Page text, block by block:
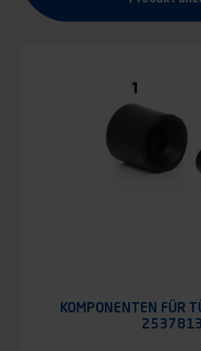
KOMPONENTEN FÜR
2537813